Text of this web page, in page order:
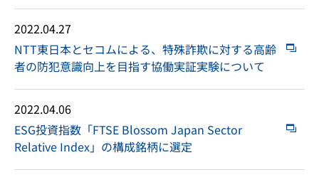
2022.04.27
NTT東日本とセコムによる、特殊詐欺に対する高齢
者の防犯意識向上を目指す協働実証実験について
2022.04.06
ESG投資指数「FTSE Blossom Japan Sector
Relative Index」の構成銘柄に選定